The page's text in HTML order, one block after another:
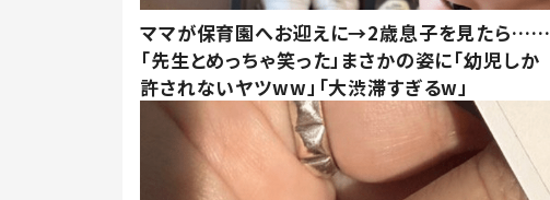
ママが保育園へお迎えに→2歳息子を見たら……
「先生とめっちゃ笑った」まさかの姿に「幼児しか
許されないヤツww」「大渋滞すぎるw」